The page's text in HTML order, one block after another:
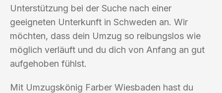
Unterstützung bei der Suche nach einer
geeigneten Unterkunft in Schweden an. Wir
möchten, dass dein Umzug so reibungslos wie
möglich verläuft und du dich von Anfang an gut
aufgehoben fühlst.
Mit Umzugskönig Farber Wiesbaden hast du